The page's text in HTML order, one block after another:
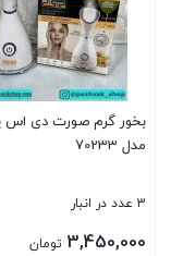
مدل 70233
3 عدد در انبار
3,450,000 تومان